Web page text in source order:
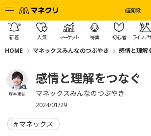
口座開設
新着 人気 マーケット 特集 初心者 ライフデ
HOME マネックスみんなのつぶやき 感情と理解
塚本 憲弘
感情と理解をつなぐ
マネックスみんなのつぶやき
2024/01/29
マネックス